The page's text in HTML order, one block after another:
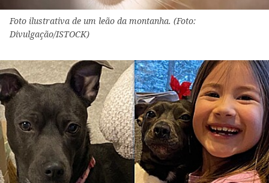
Foto ilustrativa de um leão da montanha. (Foto:
Divulgação/ISTOCK)